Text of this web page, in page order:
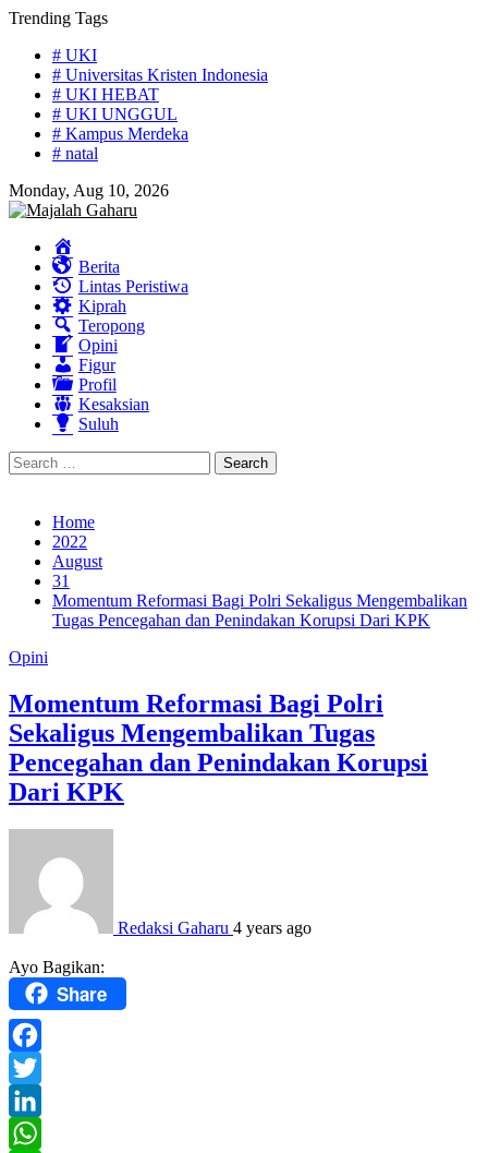
Skip
content
Trending Tags
# UKI
# Universitas Kristen Indonesia
# UKI HEBAT
# UKI UNGGUL
# Kampus Merdeka
# natal
Monday, Aug 10, 2026
Berita
Lintas Peristiwa
Kiprah
Teropong
Opini
Figur
Profil
Kesaksian
Suluh
Search
for:
Home
2022
August
31
Momentum Reformasi Bagi Polri Sekaligus Mengembalikan
Tugas Pencegahan dan Penindakan Korupsi Dari KPK
Opini
Momentum Reformasi Bagi Polri
Sekaligus Mengembalikan Tugas
Pencegahan dan Penindakan Korupsi
Dari KPK
Redaksi Gaharu 4 years ago
Ayo Bagikan:
Share
Facebook
Twitter
LinkedIn